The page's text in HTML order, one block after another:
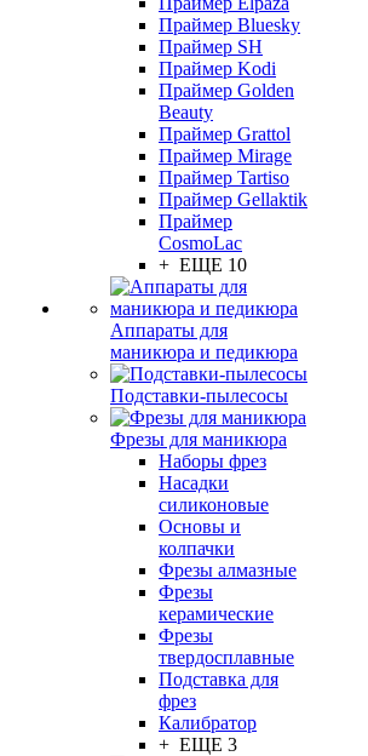
Праймер Bluesky
Праймер SH
Праймер Kodi
Праймер Golden
Beauty
Праймер Grattol
Праймер Mirage
Праймер Tartiso
Праймер Gellaktik
Праймер
CosmoLac
+ ЕЩЕ 10
Аппараты для
маникюра и педикюра
Подставки-пылесосы
Фрезы для маникюра
Наборы фрез
Насадки
силиконовые
Основы и
колпачки
Фрезы алмазные
Фрезы
керамические
Фрезы
твердосплавные
Подставка для
фрез
Калибратор
+ ЕЩЕ 3